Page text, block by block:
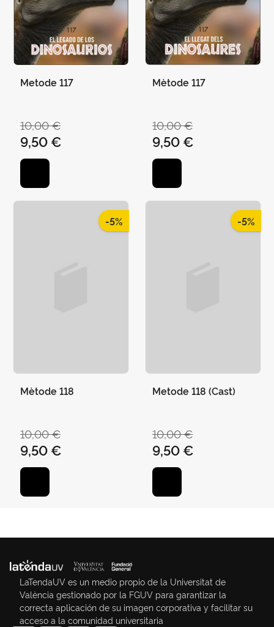
Metode 117
10,00 €
9,50 €
Mètode 117
10,00 €
9,50 €
-5%
Mètode 118
10,00 €
9,50 €
-5%
Metode 118 (Cast)
10,00 €
9,50 €
LaTendaUV es un medio propio de la Universitat de
València gestionado por la FGUV para garantizar la
correcta aplicación de su imagen corporativa y facilitar su
acceso a la comunidad universitaria